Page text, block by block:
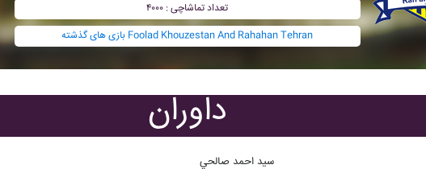
تعداد تماشاچی : ۴۰۰۰
بازی های گذشته Foolad Khouzestan And Rahahan Tehran
داوران
سيد احمد صالحي